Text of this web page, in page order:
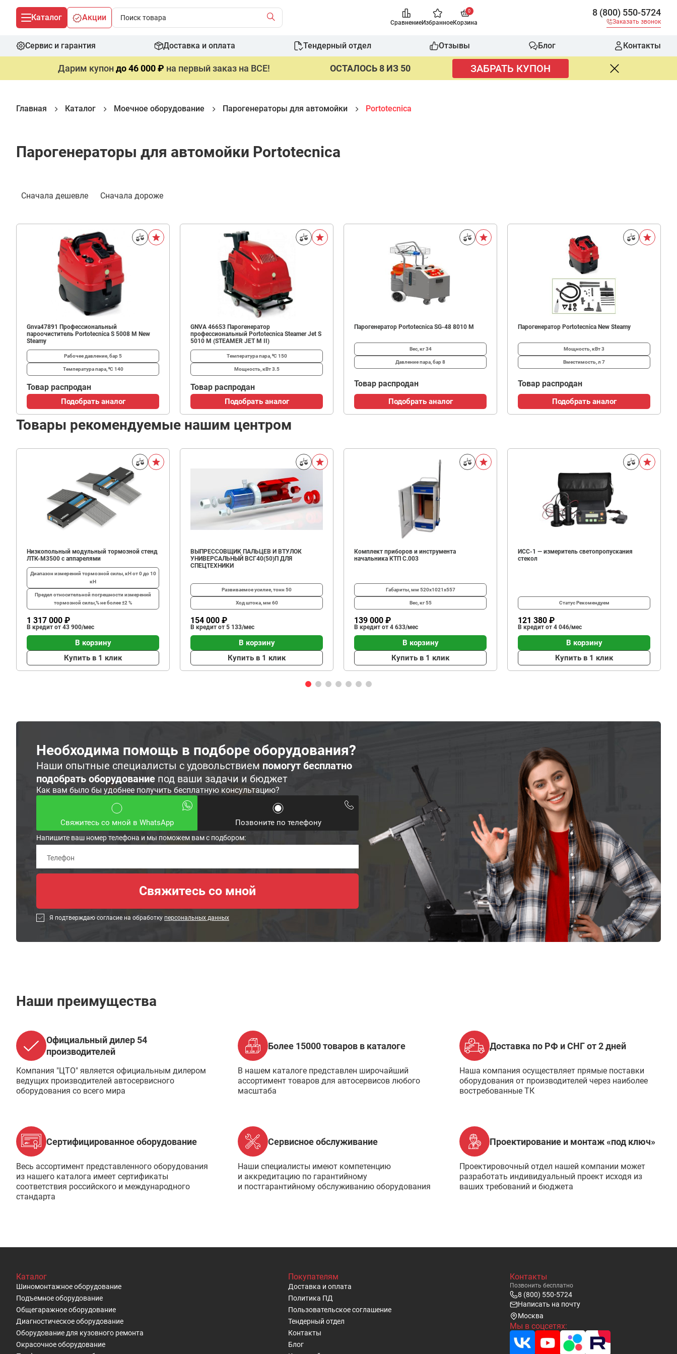
Каталог Акции
СравнениеИзбранное
0
Корзина
8 (800) 550-5724
Заказать звонок
Сервис и гарантия Доставка и оплата Тендерный отдел Отзывы Блог Контакты
Дарим купондо 46 000 ₽ на первый заказ на ВСЕ! ОСТАЛОСЬ 8 ИЗ 50 ЗАБРАТЬ КУПОН
Главная Каталог Моечное оборудование Парогенераторы для автомойки Portotecnica
Парогенераторы для автомойки Portotecnica
Сначала дешевле Сначала дороже
Фильтр
Gnva47891 Профессиональный
пароочиститель Portotecnica S 5008 M New
Steamy
Рабочее давление, бар5
Температура пара, ⁰С 140
Товар распродан
Подобрать аналог
GNVA 46653 Парогенератор
профессиональный Portotecnica Steamer Jet S
5010 M (STEAMER JET M II)
Температура пара, ⁰С 150
Мощность, кВт3.5
Товар распродан
Подобрать аналог
Парогенератор Portotecnica SG-48 8010 M
Вес, кг34
Давление пара, бар8
Товар распродан
Подобрать аналог
Парогенератор Portotecnica New Steamy
Мощность, кВт3
Вместимость, л 7
Товар распродан
Подобрать аналог
Товары рекомендуемые нашим центром
Низкопольный модульный тормозной стенд
ЛТК-М3500 с аппарелями
Диапазон измерений тормозной силы, кНот 0 до 10
кН
Предел относительной погрешности измерений
тормозной силы,%не более ±2 %
1 317 000 ₽
В кредит от 43 900/мес
В корзину
Купить в 1 клик
ВЫПРЕССОВЩИК ПАЛЬЦЕВ И ВТУЛОК
УНИВЕРСАЛЬНЫЙ ВСГ40(50)П ДЛЯ
СПЕЦТЕХНИКИ
Развиваемое усилие, тонн 50
Ход штока, мм 60
154 000 ₽
В кредит от 5 133/мес
В корзину
Купить в 1 клик
Комплект приборов и инструмента
начальника КТП C.003
Габариты, мм 520х1021х557
Вес, кг55
139 000 ₽
В кредит от 4 633/мес
В корзину
Купить в 1 клик
ИСС-1 — измеритель светопропускания
стекол
СтатусРекомендуем
121 380 ₽
В кредит от 4 046/мес
В корзину
Купить в 1 клик
Необходима помощь в подборе оборудования?
Наши опытные специалисты с удовольствием помогут бесплатно
подобрать оборудование под ваши задачи и бюджет
Как вам было бы удобнее получить бесплатную консультацию?
Свяжитесь со мной в WhatsApp Позвоните по телефону
Напишите ваш номер телефона и мы поможем вам с подбором:
Я подтверждаю согласие на обработку персональных данных
Наши преимущества
Официальный дилер 54
производителей
Компания "ЦТО" является официальным дилером
ведущих производителей автосервисного
оборудования со всего мира
Более 15000 товаров в каталоге
В нашем каталоге представлен широчайший
ассортимент товаров для автосервисов любого
масштаба
Доставка по РФ и СНГ от 2 дней
Наша компания осуществляет прямые поставки
оборудования от производителей через наиболее
востребованные ТК
Сертифицированное оборудование
Весь ассортимент представленного оборудования
из нашего каталога имеет сертификаты
соответствия российского и международного
стандарта
Сервисное обслуживание
Наши специалисты имеют компетенцию
и аккредитацию по гарантийному
и постгарантийному обслуживанию оборудования
Проектирование и монтаж «под ключ»
Проектировочный отдел нашей компании может
разработать индивидуальный проект исходя из
ваших требований и бюджета
Каталог
Шиномонтажное оборудование
Подъемное оборудование
Общегаражное оборудование
Диагностическое оборудование
Оборудование для кузовного ремонта
Окрасочное оборудование
Покупателям
Доставка и оплата
Политика ПД
Пользовательское cоглашение
Тендерный отдел
Контакты
Блог
Контакты
Позвонить бесплатно
8 (800) 550-5724
Написать на почту
Москва
Мы в соцсетях: